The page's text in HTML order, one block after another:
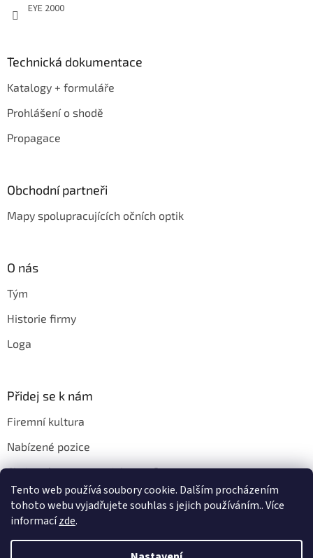
Tento web používá soubory cookie. Dalším procházením
tohoto webu vyjadřujete souhlas s jejich používáním.. Více
informacízde.
EYE 2000
Technická dokumentace
Katalogy + formuláře
Prohlášení o shodě
Propagace
Obchodní partneři
Mapy spolupracujících očních optik
O nás
Tým
Historie firmy
Loga
Přidej se k nám
Firemní kultura
Nabízené pozice
Chci u vás pracovat. Jak na to?